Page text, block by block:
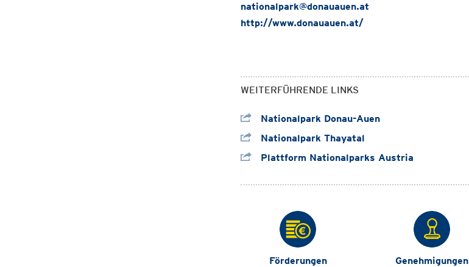
nationalpark@donauauen.at
http://www.donauauen.at/
WEITERFÜHRENDE LINKS
Nationalpark Donau-Auen
Nationalpark Thayatal
Plattform Nationalparks Austria
Förderungen Genehmigungen